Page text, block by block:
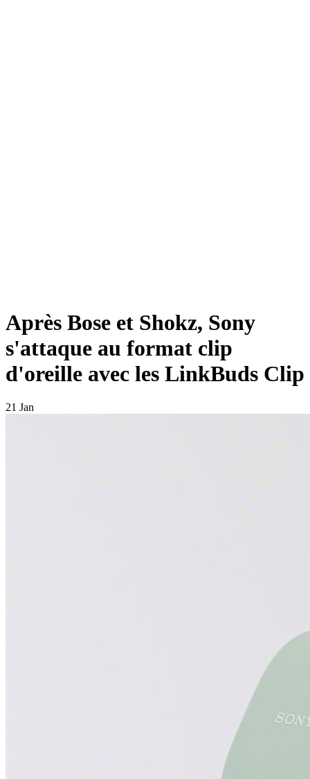
Après Bose et Shokz, Sony
s'attaque au format clip
d'oreille avec les LinkBuds Clip
21 Jan